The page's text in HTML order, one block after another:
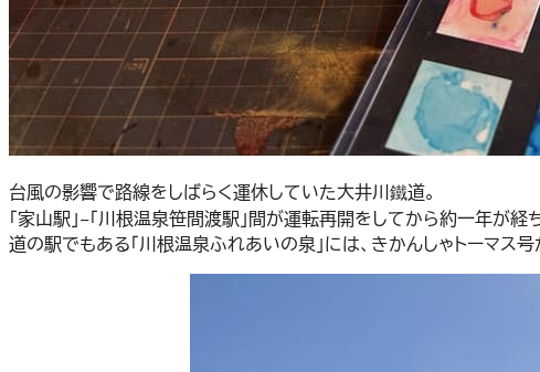
台風の影響で路線をしばらく運休していた大井川鐵道。
「家山駅」−「川根温泉笹間渡駅」間が運転再開をしてから約一年が経
道の駅でもある「川根温泉ふれあいの泉」には、きかんしゃトーマ